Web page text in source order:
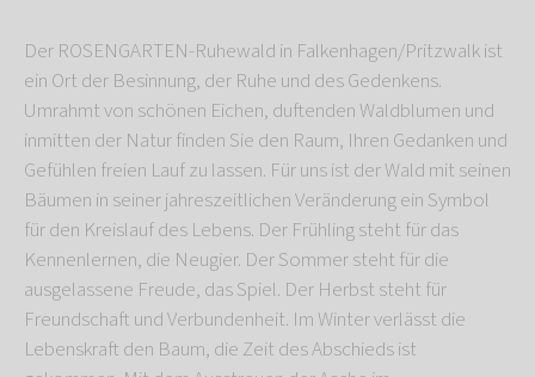
Der ROSENGARTEN-Ruhewald in Falkenhagen/Pritzwalk ist
ein Ort der Besinnung, der Ruhe und des Gedenkens.
Umrahmt von schönen Eichen, duftenden Waldblumen und
inmitten der Natur finden Sie den Raum, Ihren Gedanken und
Gefühlen freien Lauf zu lassen. Für uns ist der Wald mit seinen
Bäumen in seiner jahreszeitlichen Veränderung ein Symbol
für den Kreislauf des Lebens. Der Frühling steht für das
Kennenlernen, die Neugier. Der Sommer steht für die
ausgelassene Freude, das Spiel. Der Herbst steht für
Freundschaft und Verbundenheit. Im Winter verlässt die
Lebenskraft den Baum, die Zeit des Abschieds ist